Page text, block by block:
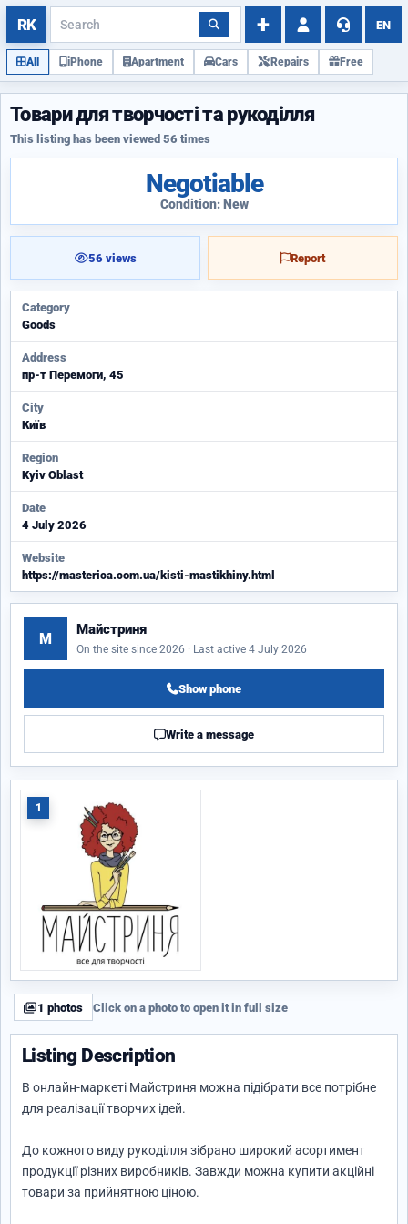
EN
All iPhone Apartment Cars Repairs Free
Товари для творчості та рукоділля
This listing has been viewed 56 times
1
1 photos Click on a photo to open it in full size
Listing Description
В онлайн-маркеті Майстриня можна підібрати все потрібне
для реалізації творчих ідей.
До кожного виду рукоділля зібрано широкий асортимент
продукції різних виробників. Завжди можна купити акційні
товари за прийнятною ціною.
Negotiable
Condition: New
56 views Report
Category
Goods
Address
пр-т Перемоги, 45
City
Київ
Region
Kyiv Oblast
Date
4 July 2026
Website
https://masterica.com.ua/kisti-mastikhiny.html
М
Майстриня
On the site since 2026 · Last active 4 July 2026
Show phone
Write a message